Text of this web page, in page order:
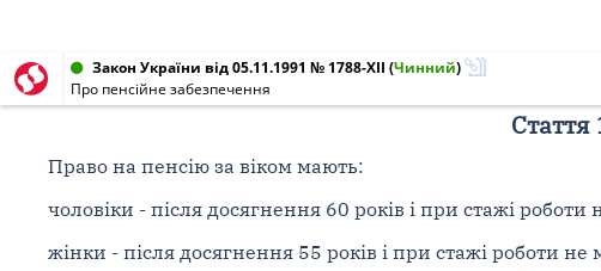
Закон України від 05.11.1991 № 1788-XII (Чинний)
Про пенсійне забезпечення